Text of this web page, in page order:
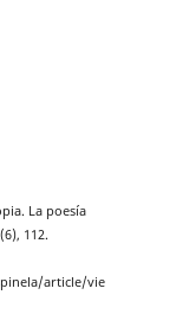
La poesía
112.
article/vie